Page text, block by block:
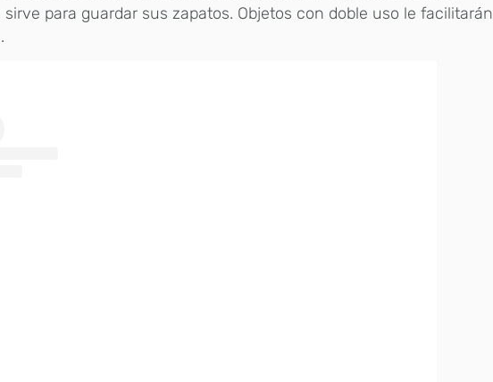
sirve para guardar sus zapatos. Objetos con doble uso le facilitarán